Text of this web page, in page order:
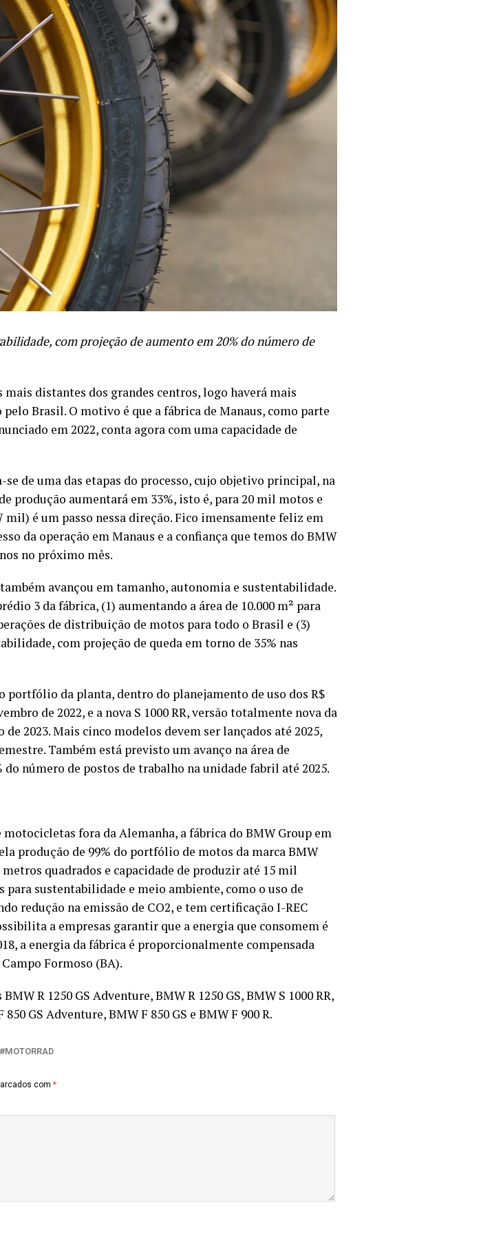
com projeção de aumento em 20% do número de
distantes dos grandes centros, logo haverá mais
Brasil. O motivo é que a fábrica de Manaus, como parte
em 2022, conta agora com uma capacidade de
de uma das etapas do processo, cujo objetivo principal, na
produção aumentará em 33%, isto é, para 20 mil motos e
é um passo nessa direção. Fico imensamente feliz em
da operação em Manaus e a confiança que temos do BMW
no próximo mês.
avançou em tamanho, autonomia e sustentabilidade.
3 da fábrica, (1) aumentando a área de 10.000 m² para
de distribuição de motos para todo o Brasil e (3)
com projeção de queda em torno de 35% nas
da planta, dentro do planejamento de uso dos R$
de 2022, e a nova S 1000 RR, versão totalmente nova da
2023. Mais cinco modelos devem ser lançados até 2025,
Também está previsto um avanço na área de
número de postos de trabalho na unidade fabril até 2025.
fora da Alemanha, a fábrica do BMW Group em
produção de 99% do portfólio de motos da marca BMW
quadrados e capacidade de produzir até 15 mil
sustentabilidade e meio ambiente, como o uso de
redução na emissão de CO2, e tem certificação I-REC
a empresas garantir que a energia que consomem é
a energia da fábrica é proporcionalmente compensada
Formoso (BA).
R 1250 GS Adventure, BMW R 1250 GS, BMW S 1000 RR,
GS Adventure, BMW F 850 GS e BMW F 900 R.
MOTORRAD
com *